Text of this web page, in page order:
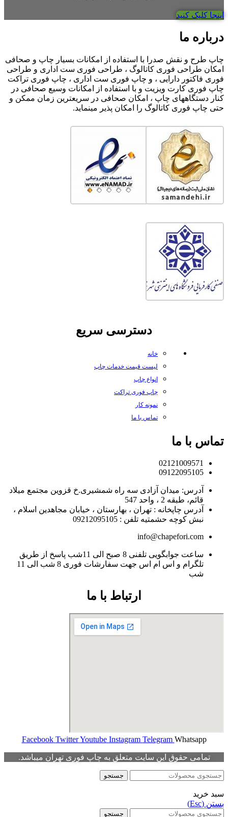
اینجا کلیک کنید
درباره ما
چاپ طرح و نقش صدرا با استفاده از امکانات بسیار چاپ و صحافی
امکان طراحی فوری کاتالوگ ، طراحی فوری ست اداری و طراحی
فوری فاکتور دارایی ، و چاپ فوری ست اداری ، چاپ فوری تراکت
چاپ فوری کارت ویزیت و با استفاده از امکانات وسیع صحافی در
کنار دستگاههای چاپ ، امکان صحافی در سریعترین زمان ممکن و
حتی چاپ فوری کاتالوگ را امکان پذیر مینماید.
دسترسی سریع
خانه
لیست قیمت خدمات چاپ
انواع چاپ
چاپ فوری تراکت
نمونه کار
تماس با ما
تماس با ما
02121009571
09122095105
آدرس: میدان آزادی سه راه شمشیری.خ قزوین مجتمع میلاد
قائم، طبقه 2 ، واحد 547
آدرس چاپخانه : تهران ، بهارستان ، خیابان مجاهدین اسلام ،
نبش کوچه حشمتیه تلفن : 09212095105
info@chapefori.com
ساعت جوابگویی تلفنی 8 صبح الی 11شب پاسخ از طریق
تلگرام و اس ام اس جهت سفارشات فوری 8 شب الی 11
شب
ارتباط با ما
Facebook Twitter Youtube Instagram Telegram Whatsapp
تمامی حقوق این سایت متعلق به چاپ فوری تهران میباشد.
جستجو
سبد خرید
بستن (Esc)
جستجو